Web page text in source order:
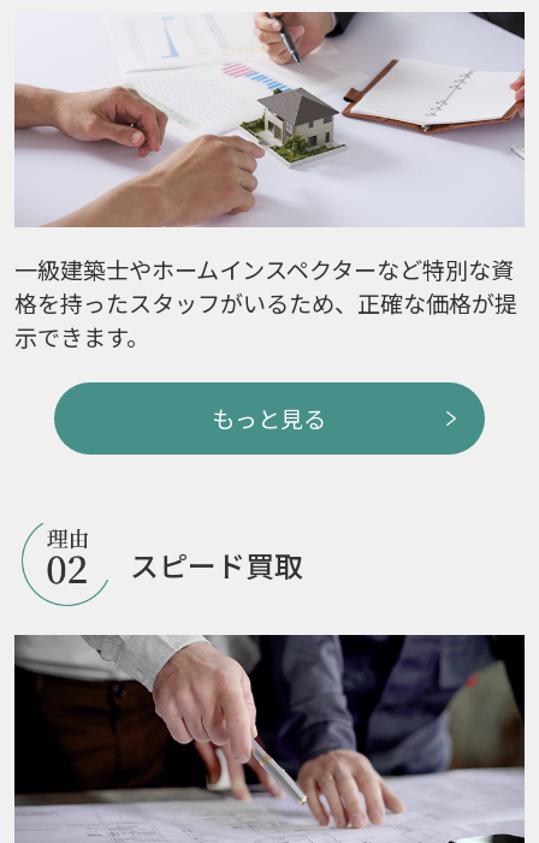
一級建築士やホームインスペクターなど特別な資
格を持ったスタッフがいるため、正確な価格が提
示できます。
もっと見る
スピード買取